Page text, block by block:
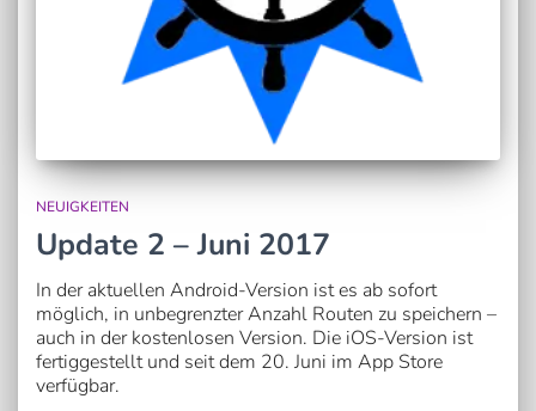
NEUIGKEITEN
Update 2 – Juni 2017
In der aktuellen Android-Version ist es ab sofort
möglich, in unbegrenzter Anzahl Routen zu speichern –
auch in der kostenlosen Version. Die iOS-Version ist
fertiggestellt und seit dem 20. Juni im App Store
verfügbar.